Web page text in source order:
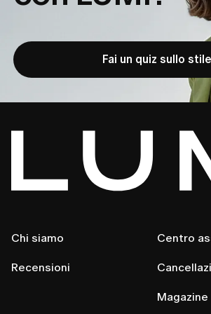
Vai su Gestione account
Annulla
Se ti sei abbonata tramite l'App
→
2.Seleziona Lumi e tocca Annulla
momento all'indirizzo
Fai un quiz sullo stile
Chi siamo
Recensioni
Centro
Magazine